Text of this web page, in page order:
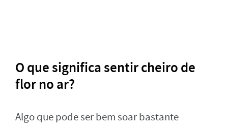
O que significa sentir cheiro de
flor no ar?
Algo que pode ser bem soar bastante